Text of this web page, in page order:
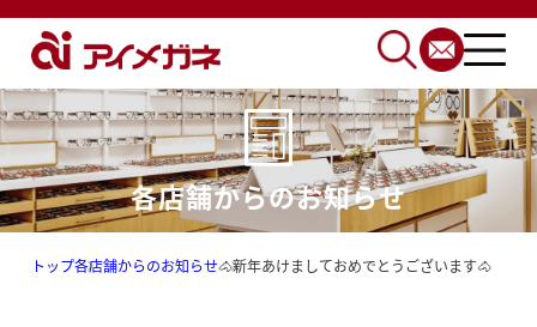
各店舗からのお知らせ
トップ各店舗からのお知らせ🐴新年あけましておめでとうございます🐴